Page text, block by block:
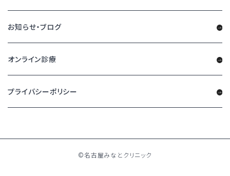
お知らせ・ブログ
オンライン診療
プライバシーポリシー
©名古屋みなとクリニック